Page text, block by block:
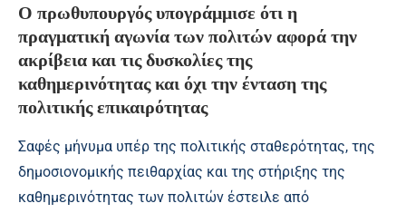
Ο πρωθυπουργός υπογράμμισε ότι η
πραγματική αγωνία των πολιτών αφορά την
ακρίβεια και τις δυσκολίες της
καθημερινότητας και όχι την ένταση της
πολιτικής επικαιρότητας
Σαφές μήνυμα υπέρ της πολιτικής σταθερότητας, της
δημοσιονομικής πειθαρχίας και της στήριξης της
καθημερινότητας των πολιτών έστειλε από